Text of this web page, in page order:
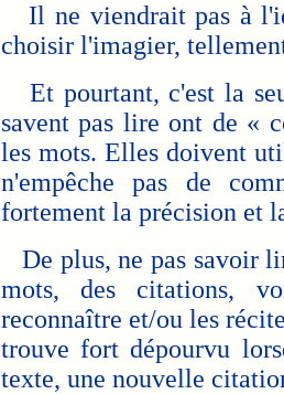
Il ne viendrait pas à
choisir l'imagier,
Et pourtant, c'est la
savent pas lire ont de «
les mots. Elles doivent
n'empêche pas de
fortement la précision et
De plus, ne pas savoir
mots, des citations,
reconnaître et/ou les
trouve fort dépourvu
texte, une nouvelle